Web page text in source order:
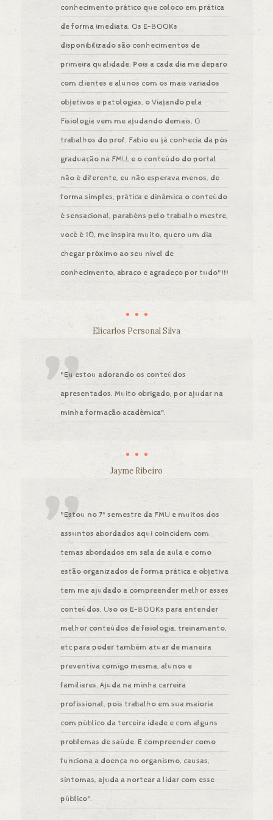
conhecimento prático que coloco em prática
de forma imediata. Os E-BOOKs
disponibilizado são conhecimentos de
primeira qualidade. Pois a cada dia me deparo
com clientes e alunos com os mais variados
objetivos e patologias, o Viajando pela
Fisiologia vem me ajudando demais. O
trabalhos do prof. Fabio eu já conhecia da pós
graduação na FMU, e o conteúdo do portal
não é diferente, eu não esperava menos, de
forma simples, prática e dinâmica o conteúdo
é sensacional, parabéns pelo trabalho mestre,
você é 10, me inspira muito, quero um dia
chegar próximo ao seu nível de
conhecimento, abraço e agradeço por tudo"!!!
Elicarlos Personal Silva
"Eu estou adorando os conteúdos
apresentados. Muito obrigado, por ajudar na
minha formação acadêmica".
Jayme Ribeiro
"Estou no 7° semestre da FMU e muitos dos
assuntos abordados aqui coincidem com
temas abordados em sala de aula e como
estão organizados de forma prática e objetiva
tem me ajudado a compreender melhor esses
conteúdos.​ Uso os E-BOOKs para entender
melhor conteúdos de fisiologia, treinamento,
etc para poder também atuar de maneira
preventiva comigo mesma, alunos e
familiares.​ Ajuda na minha carreira
profissional, pois trabalho em sua maioria
com público da terceira idade e com alguns
problemas de saúde. E compreender como
funciona a doença no organismo, causas,
sintomas, ajuda a nortear a lidar com esse
público".​